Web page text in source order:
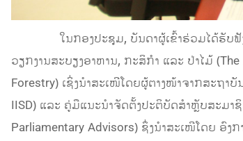
ໃນກອງປະຊຸມ, ບັນດາຜູ້ເຂົ້າຮ່ວມໄດ້ຮັບຟັງກ
ວຽກງານສະບຽງອາຫານ, ກະສິກໍາ ແລະ ປ່າໄມ້
Forestry) ເຊິ່ງນໍາສະເໜີໂດຍຜູ້ຕາງໜ້າຈາກສະຖາ
IISD) ແລະ ຄູ່ມືແນະນໍາຈັດຕັ້ງປະຕິບັດສໍາຫຼັບສະມາ
Parliamentary Advisors) ຊຶ່ງນໍາສະເໜີໂດຍ ອົ